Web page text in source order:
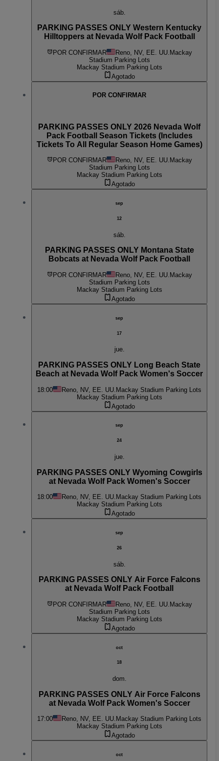
sáb.
PARKING PASSES ONLY Western Kentucky
Hilltoppers at Nevada Wolf Pack Football
POR CONFIRMAR Reno, NV, EE. UU. Mackay
Stadium Parking Lots
Mackay Stadium Parking Lots
Agotado
POR CONFIRMAR
PARKING PASSES ONLY 2026 Nevada Wolf
Pack Football Season Tickets (Includes
Tickets To All Regular Season Home Games)
POR CONFIRMAR Reno, NV, EE. UU. Mackay
Stadium Parking Lots
Mackay Stadium Parking Lots
Agotado
sep
12
sáb.
PARKING PASSES ONLY Montana State
Bobcats at Nevada Wolf Pack Football
POR CONFIRMAR Reno, NV, EE. UU. Mackay
Stadium Parking Lots
Mackay Stadium Parking Lots
Agotado
sep
17
jue.
PARKING PASSES ONLY Long Beach State
Beach at Nevada Wolf Pack Women's Soccer
18:00 Reno, NV, EE. UU. Mackay Stadium Parking Lots
Mackay Stadium Parking Lots
Agotado
sep
24
jue.
PARKING PASSES ONLY Wyoming Cowgirls
at Nevada Wolf Pack Women's Soccer
18:00 Reno, NV, EE. UU. Mackay Stadium Parking Lots
Mackay Stadium Parking Lots
Agotado
sep
26
sáb.
PARKING PASSES ONLY Air Force Falcons
at Nevada Wolf Pack Football
POR CONFIRMAR Reno, NV, EE. UU. Mackay
Stadium Parking Lots
Mackay Stadium Parking Lots
Agotado
oct
18
dom.
PARKING PASSES ONLY Air Force Falcons
at Nevada Wolf Pack Women's Soccer
17:00 Reno, NV, EE. UU. Mackay Stadium Parking Lots
Mackay Stadium Parking Lots
Agotado
oct